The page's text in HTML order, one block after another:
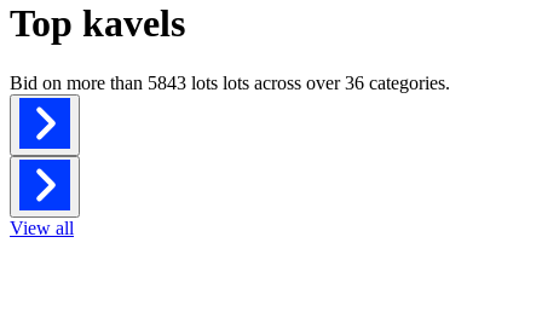
Top kavels
Bid on more than 5843 lots lots across over36 categories.
View all